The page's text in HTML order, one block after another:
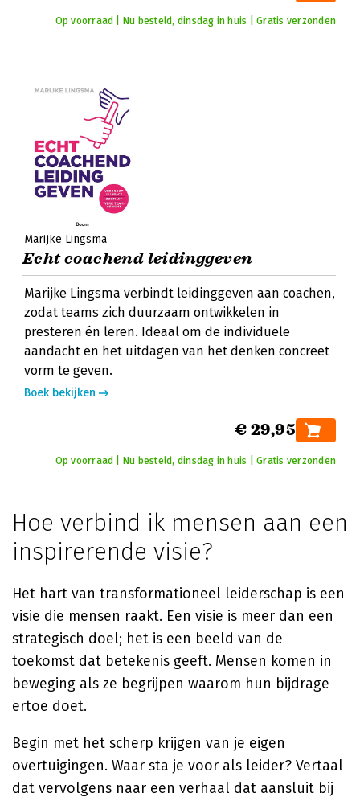
Op voorraad | Nu besteld, dinsdag in huis | Gratis verzonden
Marijke Lingsma
Echt coachend leidinggeven
Marijke Lingsma verbindt leidinggeven aan coachen,
zodat teams zich duurzaam ontwikkelen in
presteren én leren. Ideaal om de individuele
aandacht en het uitdagen van het denken concreet
vorm te geven.
Boek bekijken
€ 29,95
Op voorraad | Nu besteld, dinsdag in huis | Gratis verzonden
Hoe verbind ik mensen aan een
inspirerende visie?
Het hart van transformationeel leiderschap is een
visie die mensen raakt. Een visie is meer dan een
strategisch doel; het is een beeld van de
toekomst dat betekenis geeft. Mensen komen in
beweging als ze begrijpen waarom hun bijdrage
ertoe doet.
Begin met het scherp krijgen van je eigen
overtuigingen. Waar sta je voor als leider? Vertaal
dat vervolgens naar een verhaal dat aansluit bij